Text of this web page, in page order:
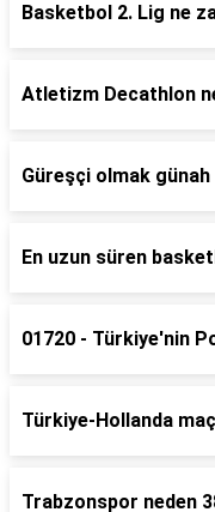
Basketbol 2. Lig ne
Atletizm Decathlon
Güreşçi olmak günah
En uzun süren
01720 - Türkiye'nin
Türkiye-Hollanda
Trabzonspor neden